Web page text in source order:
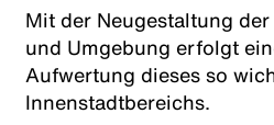
Mit der Neugestaltung
und Umgebung erfolgt
Aufwertung dieses so
Innenstadtbereichs.